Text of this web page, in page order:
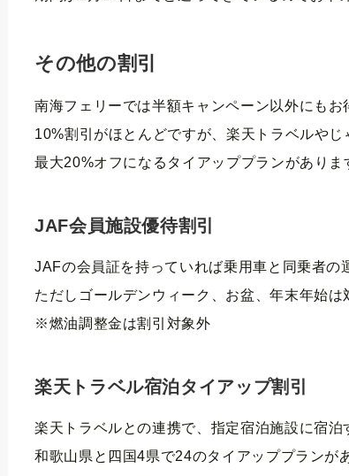
その他の割引
南海フェリーでは半額キャンペーン以外にもお
10%割引がほとんどですが、楽天トラベルや
最大20%オフになるタイアッププランがありま
JAF会員施設優待割引
JAFの会員証を持っていれば乗用車と同乗者の
ただしゴールデンウィーク、お盆、年末年始は
※燃油調整金は割引対象外
楽天トラベル宿泊タイアップ割引
楽天トラベルとの連携で、指定宿泊施設に宿
和歌山県と四国4県で24のタイアッププランが